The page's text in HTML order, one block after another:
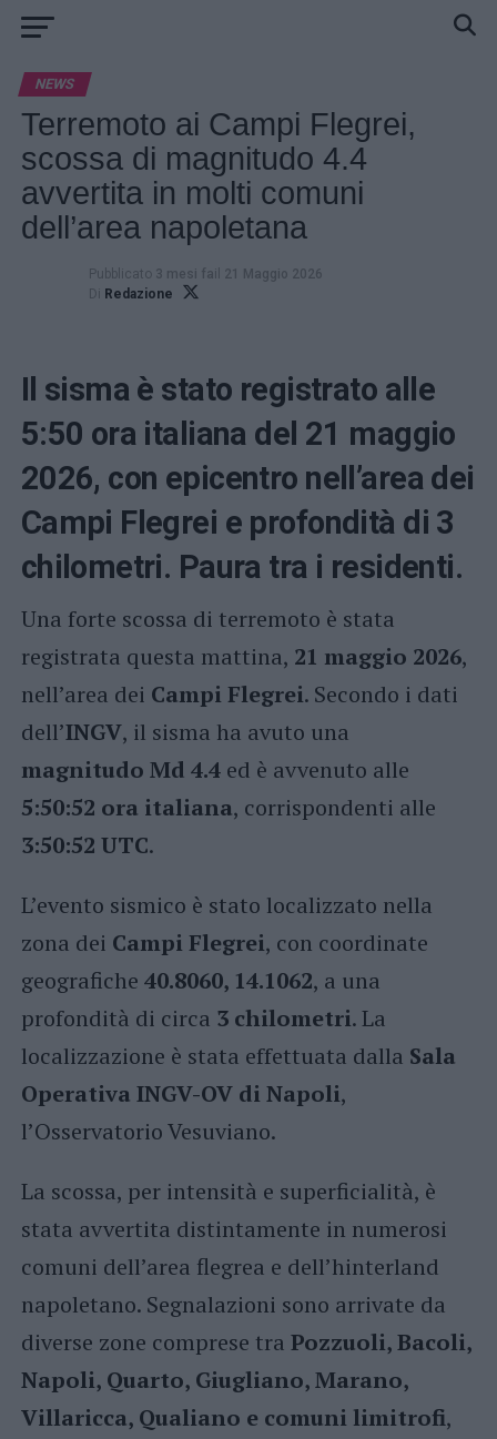
NEWS
Terremoto ai Campi Flegrei,
scossa di magnitudo 4.4
avvertita in molti comuni
dell’area napoletana
Pubblicato 3 mesi fail 21 Maggio 2026
Di Redazione
Il sisma è stato registrato alle
5:50 ora italiana del 21 maggio
2026, con epicentro nell’area dei
Campi Flegrei e profondità di 3
chilometri. Paura tra i residenti.
Una forte scossa di terremoto è stata
registrata questa mattina, 21 maggio 2026,
nell’area dei Campi Flegrei. Secondo i dati
dell’INGV, il sisma ha avuto una
magnitudo Md 4.4ed è avvenuto alle
5:50:52 ora italiana, corrispondenti alle
3:50:52 UTC.
L’evento sismico è stato localizzato nella
zona dei Campi Flegrei, con coordinate
geografiche 40.8060, 14.1062, a una
profondità di circa 3 chilometri. La
localizzazione è stata effettuata dalla Sala
Operativa INGV-OV di Napoli,
l’Osservatorio Vesuviano.
La scossa, per intensità e superficialità, è
stata avvertita distintamente in numerosi
comuni dell’area flegrea e dell’hinterland
napoletano. Segnalazioni sono arrivate da
diverse zone comprese tra Pozzuoli, Bacoli,
Napoli, Quarto, Giugliano, Marano,
Villaricca, Qualiano e comuni limitrofi,